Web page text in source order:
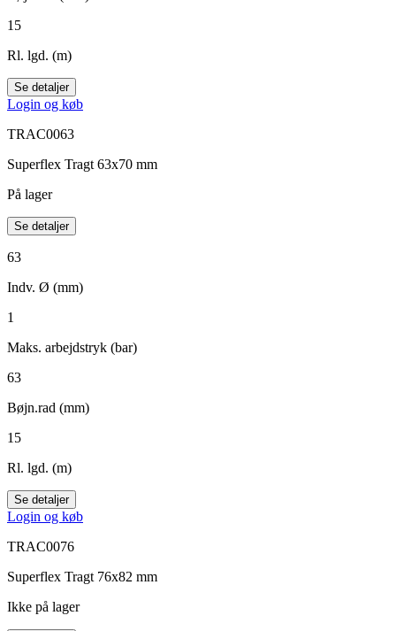
15
Rl. lgd. (m)
Se detaljer
Login og køb
TRAC0063
Superflex Tragt 63x70 mm
På lager
Se detaljer
63
Indv. Ø (mm)
1
Maks. arbejdstryk (bar)
63
Bøjn.rad (mm)
15
Rl. lgd. (m)
Se detaljer
Login og køb
TRAC0076
Superflex Tragt 76x82 mm
Ikke på lager